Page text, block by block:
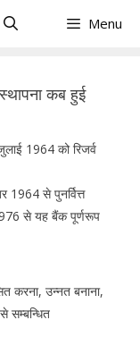
Menu
कब हुई
1964 को रिजर्व
से पुनर्वित्त
से यह बैंक पूर्णरूप
करना, उन्नत बनाना,
सम्बन्धित